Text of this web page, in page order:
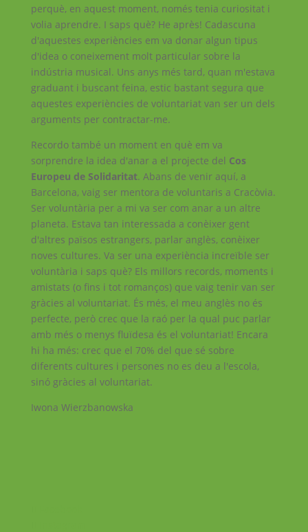
perquè, en aquest moment, només tenia curiositat i
volia aprendre. I saps què? He après! Cadascuna
d'aquestes experiències em va donar algun tipus
d'idea o coneixement molt particular sobre la
indústria musical. Uns anys més tard, quan m'estava
graduant i buscant feina, estic bastant segura que
aquestes experiències de voluntariat van ser un dels
arguments per contractar-me.
Recordo també un moment en què em va
sorprendre la idea d'anar a el projecte del Cos
Europeu de Solidaritat. Abans de venir aquí, a
Barcelona, ​​vaig ser mentora de voluntaris a Cracòvia.
Ser voluntària per a mi va ser com anar a un altre
planeta. Estava tan interessada a conèixer gent
d'altres països estrangers, parlar anglès, conèixer
noves cultures. Va ser una experiència increïble ser
voluntària i saps què? Els millors records, moments i
amistats (o fins i tot romanços) que vaig tenir van ser
gràcies al voluntariat. És més, el meu anglès no és
perfecte, però crec que la raó per la qual puc parlar
amb més o menys fluïdesa és el voluntariat! Encara
hi ha més: crec que el 70% del que sé sobre
diferents cultures i persones no es deu a l'escola,
sinó gràcies al voluntariat.
Iwona Wierzbanowska